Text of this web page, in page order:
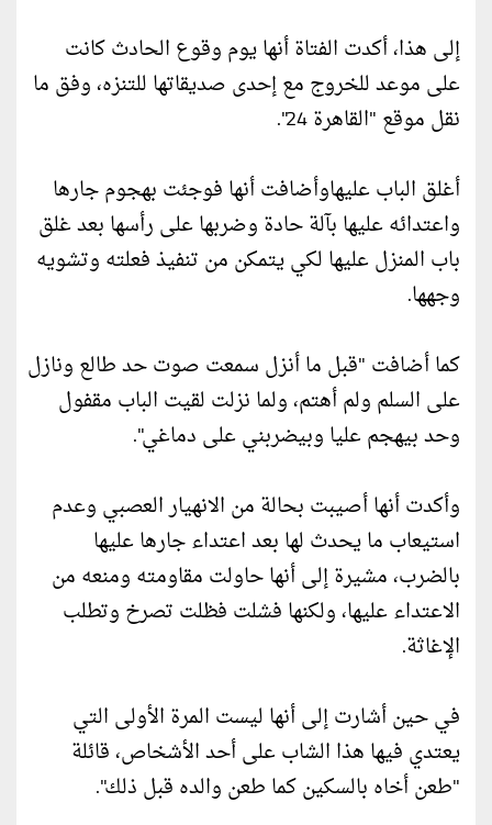
إلى هذا، أكدت الفتاة أنها يوم وقوع الحادث كانت
على موعد للخروج مع إحدى صديقاتها للتنزه، وفق ما
نقل موقع "القاهرة 24".
أغلق الباب عليهاوأضافت أنها فوجئت بهجوم جارها
واعتدائه عليها بآلة حادة وضربها على رأسها بعد غلق
باب المنزل عليها لكي يتمكن من تنفيذ فعلته وتشويه
وجهها.
كما أضافت "قبل ما أنزل سمعت صوت حد طالع ونازل
على السلم ولم أهتم، ولما نزلت لقيت الباب مقفول
وحد بيهجم عليا وبيضربني على دماغي".
وأكدت أنها أصيبت بحالة من الانهيار العصبي وعدم
استيعاب ما يحدث لها بعد اعتداء جارها عليها
بالضرب، مشيرة إلى أنها حاولت مقاومته ومنعه من
الاعتداء عليها، ولكنها فشلت فظلت تصرخ وتطلب
الإغاثة.
في حين أشارت إلى أنها ليست المرة الأولى التي
يعتدي فيها هذا الشاب على أحد الأشخاص، قائلة
"طعن أخاه بالسكين كما طعن والده قبل ذلك".